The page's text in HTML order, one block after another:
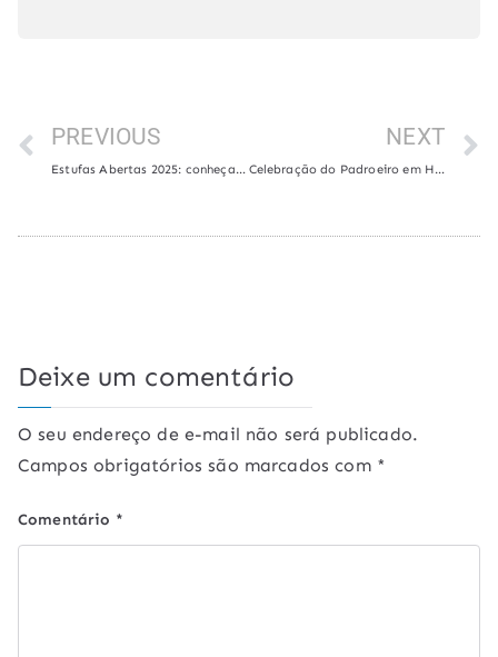
PREVIOUS
Estufas Abertas 2025: conheça os Campos de Flores de Holambra
NEXT
Celebração do Padroeiro em Holambra 2025: fé, tradição e gratidão no campo
Deixe um comentário
O seu endereço de e-mail não será publicado.
Campos obrigatórios são marcados com *
Comentário *